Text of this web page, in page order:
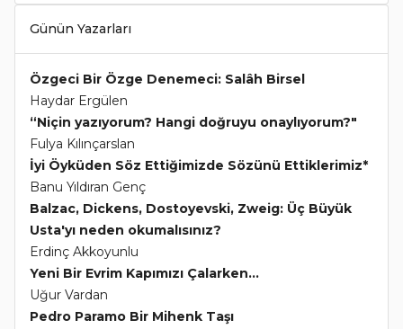
Günün Yazarları
Özgeci Bir Özge Denemeci: Salâh Birsel
Haydar Ergülen
“Niçin yazıyorum? Hangi doğruyu onaylıyorum?"
Fulya Kılınçarslan
İyi Öyküden Söz Ettiğimizde Sözünü Ettiklerimiz*
Banu Yıldıran Genç
Balzac, Dickens, Dostoyevski, Zweig: Üç Büyük
Usta'yı neden okumalısınız?
Erdinç Akkoyunlu
Yeni Bir Evrim Kapımızı Çalarken...
Uğur Vardan
Pedro Paramo Bir Mihenk Taşı